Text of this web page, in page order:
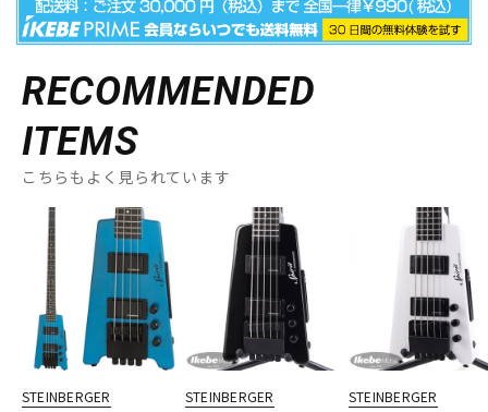
RECOMMENDED
ITEMS
こちらもよく見られています
STEINBERGER
STEINBERGER
STEINBERGER